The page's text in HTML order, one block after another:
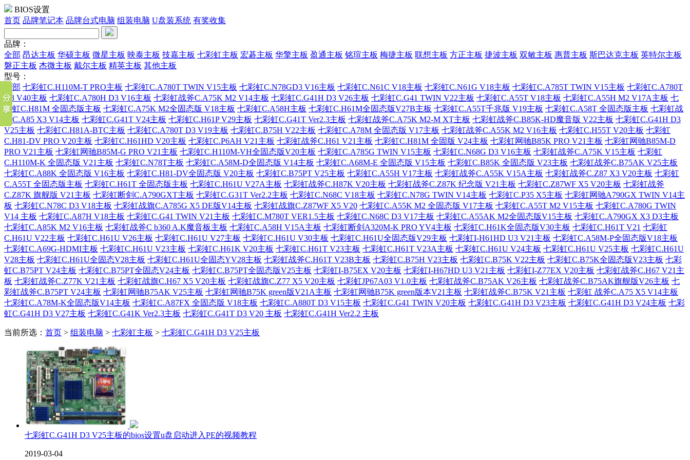
BIOS设置
首页 品牌笔记本 品牌台式电脑 组装电脑 U盘装系统 有奖收集
品牌：
全部 昂达主板 华硕主板 微星主板 映泰主板 技嘉主板 七彩虹主板 宏碁主板 华擎主板 盈通主板 铭瑄主板 梅捷主板 联想主板 方正主板 捷波主板 双敏主板 惠普主板 斯巴达克主板 英特尔主板
磐正主板 杰微主板 戴尔主板 精英主板 其他主板
型号：
全部 七彩虹C.H110M-T PRO主板 七彩虹C.A780T TWIN V15主板 七彩虹C.N78GD3 V16主板 七彩虹C.N61C V18主板 七彩虹C.N61G V18主板 七彩虹C.A785T TWIN V15主板 七彩虹C.A780T
D3 V40主板 七彩虹C.A780H D3 V16主板 七彩虹战斧C.A75K M2 V14主板 七彩虹C.G41H D3 V26主板 七彩虹C.G41 TWIN V22主板 七彩虹C.A55T V18主板 七彩虹C.A55H M2 V17A主板 七
彩虹C.H81M 全固态版主板 七彩虹C.A75K M2全固态版 V18主板 七彩虹C.A58H主板 七彩虹C.H61M全固态版V27B主板 七彩虹C.A55T千兆版 V19主板 七彩虹C.A58T 全固态版主板 七彩虹战
斧C.A85 X3 V14主板 七彩虹C.G41T V24主板 七彩虹C.H61P V29主板 七彩虹C.G41T Ver2.3主板 七彩虹战斧C.A75K M2-M XT主板 七彩虹战斧C.B85K-HD魔音版 V22主板 七彩虹C.G41H D3
V25主板 七彩虹C.H81A-BTC主板 七彩虹C.A780T D3 V19主板 七彩虹C.B75H V22主板 七彩虹C.A78M 全固态版 V17主板 七彩虹战斧C.A55K M2 V16主板 七彩虹C.H55T V20主板 七彩虹
C.H81-DV PRO V20主板 七彩虹C.H61HD V20主板 七彩虹C.P6AH V21主板 七彩虹战斧C.H61 V21主板 七彩虹C.H81M 全固版 V24主板 七彩虹网驰B85K PRO V21主板 七彩虹网驰B85M-D
PRO V21主板 七彩虹网驰B85M-G PRO V21主板 七彩虹C.H110M-VH全固态版V20主板 七彩虹C.A785G TWIN V15主板 七彩虹C.N68G D3 V16主板 七彩虹战斧C.A75K V15主板 七彩虹
C.H110M-K 全固态版 V21主板 七彩虹C.N78T主板 七彩虹C.A58M-D全固态版 V14主板 七彩虹C.A68M-E 全固态版 V15主板 七彩虹C.B85K 全固态版 V23主板 七彩虹战斧C.B75AK V25主板
七彩虹C.A88K 全固态版 V16主板 七彩虹C.H81-DV全固态版 V20主板 七彩虹C.B75PT V25主板 七彩虹C.A55H V17主板 七彩虹战斧C.A55K V15A主板 七彩虹战斧C.Z87 X3 V20主板 七彩虹
C.A55T 全固态版主板 七彩虹C.H61T 全固态版主板 七彩虹C.H61U V27A主板 七彩虹战斧C.H87K V20主板 七彩虹战斧C.Z87K 纪念版 V21主板 七彩虹C.Z87WF X5 V20主板 七彩虹战斧
C.Z87K 旗舰版 V21主板 七彩虹断剑C.A790GXT主板 七彩虹C.G31T Ver2.2主板 七彩虹C.N68C V18主板 七彩虹C.N78G TWIN V14主板 七彩虹C.P35 X5主板 七彩虹网驰A790GX TWIN V14主
板 七彩虹C.N78C D3 V18主板 七彩虹战旗C.A785G X5 DE版V14主板 七彩虹战旗C.Z87WF X5 V20 七彩虹C.A55K M2 全固态版 V17主板 七彩虹C.A55T M2 V15主板 七彩虹C.A780G TWIN
V14 主板 七彩虹C.A87H V18主板 七彩虹C.G41 TWIN V21主板 七彩虹C.M780T VER1.5主板 七彩虹C.N68C D3 V17主板 七彩虹C.A55AK M2全固态版V15主板 七彩虹C.A790GX X3 D3主板
七彩虹C.A85K M2 V16主板 七彩虹战斧C b360 A.K魔音板主板 七彩虹C.A58H V15A主板 七彩虹断剑A320M-K PRO YV4主板 七彩虹C.H61K全固态版V30主板 七彩虹C.H61T V21 七彩虹
C.H61U V22主板 七彩虹C.H61U V26主板 七彩虹C.H61U V27主板 七彩虹C.H61U V30主板 七彩虹C.H61U全固态版V29主板 七彩虹I-H61HD U3 V21主板 七彩虹C.A58M-P全固态版V18主板
七彩虹C.A69G-HDMI主板 七彩虹C.H61U V23主板 七彩虹C.H61K V20主板 七彩虹C.H61T V23主板 七彩虹C.H61T V23A主板 七彩虹C.H61U V24主板 七彩虹C.H61U V25主板 七彩虹C.H61U
V28主板 七彩虹C.H61U全固态V28主板 七彩虹C.H61U全固态YV28主板 七彩虹战斧C.H61T V23B主板 七彩虹C.B75H V23主板 七彩虹C.B75K V22主板 七彩虹C.B75K全固态版V23主板 七彩
虹C.B75PT V24主板 七彩虹C.B75PT全固态V24主板 七彩虹C.B75PT全固态版V25主板 七彩虹I-B75EX V20主板 七彩虹I-H67HD U3 V21主板 七彩虹I-Z77EX V20主板 七彩虹战斧C.H67 V21主
板 七彩虹战斧C.Z77K V21主板 七彩虹战旗C.H67 X5 V20主板 七彩虹战旗C.Z77 X5 V20主板 七彩虹JP67A03 V1.0主板 七彩虹战斧C.B75AK V26主板 七彩虹战斧C.B75AK旗舰版V26主板 七
彩虹战斧C.B75PT V24主板 七彩虹网驰B75AK V25主板 七彩虹网驰B75K green版V21A主板 七彩虹网驰B75K green版本V21主板 七彩虹战斧C.B75K V21主板 七彩虹 战斧C.A75 X5 V14主板
七彩虹C.A78M-K全固态版V14主板 七彩虹C.A87FX 全固态版 V18主板 七彩虹C.A880T D3 V15主板 七彩虹C.G41 TWIN V20主板 七彩虹C.G41H D3 V23主板 七彩虹C.G41H D3 V24主板 七彩
虹C.G41H D3 V27主板 七彩虹C.G41K Ver2.3主板 七彩虹C.G41T D3 V20 主板 七彩虹C.G41H Ver2.2 主板
当前所选： 首页 > 组装电脑 > 七彩虹主板 > 七彩虹C.G41H D3 V25主板
七彩虹C.G41H D3 V25主板的bios设置u盘启动进入PE的视频教程
2019-03-04